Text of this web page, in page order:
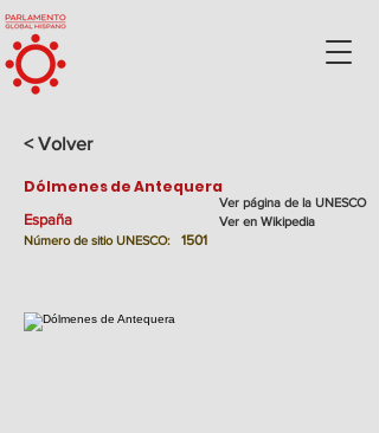
< Volver
Dólmenes de Antequera
España
Número de sitio UNESCO: 1501
Ver página de la UNESCO
Ver en Wikipedia